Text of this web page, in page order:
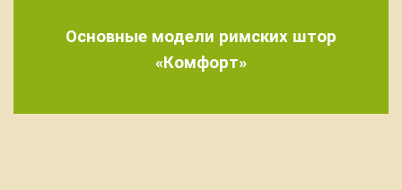
Основные модели римских штор
«Комфорт»